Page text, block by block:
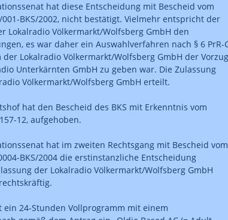
hat diese Entscheidung mit Bescheid vom
001-BKS/2002, nicht bestätigt. Vielmehr entspricht der
Lokalradio Völkermarkt/Wolfsberg GmbH den
es war daher ein Auswahlverfahren nach § 6 PrR-
Lokalradio Völkermarkt/Wolfsberg GmbH der Vorzug
Unterkärnten GmbH zu geben war. Die Zulassung
Völkermarkt/Wolfsberg GmbH erteilt.
hat den Bescheid des BKS mit Erkenntnis vom
12, aufgehoben.
hat im zweiten Rechtsgang mit Bescheid vom
BKS/2004 die erstinstanzliche Entscheidung
der Lokalradio Völkermarkt/Wolfsberg GmbH
ein 24-Stunden Vollprogramm mit einem